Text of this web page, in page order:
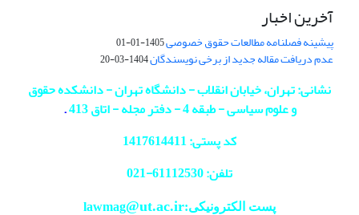
آخرین اخبار
پیشینه فصلنامه مطالعات حقوق خصوصی1405-01-01
عدم دریافت مقاله جدید از برخی نویسندگان1404-03-20
نشانی: تهران، خیابان انقلاب - دانشگاه تهران - دانشکده حقوق
و علوم سیاسی - طبقه 4 - دفتر مجله - اتاق 413
.
کد پستی: 1417614411
تلفن: 61112530-
021
پست الکترونیکی:lawmag@ut.ac.ir